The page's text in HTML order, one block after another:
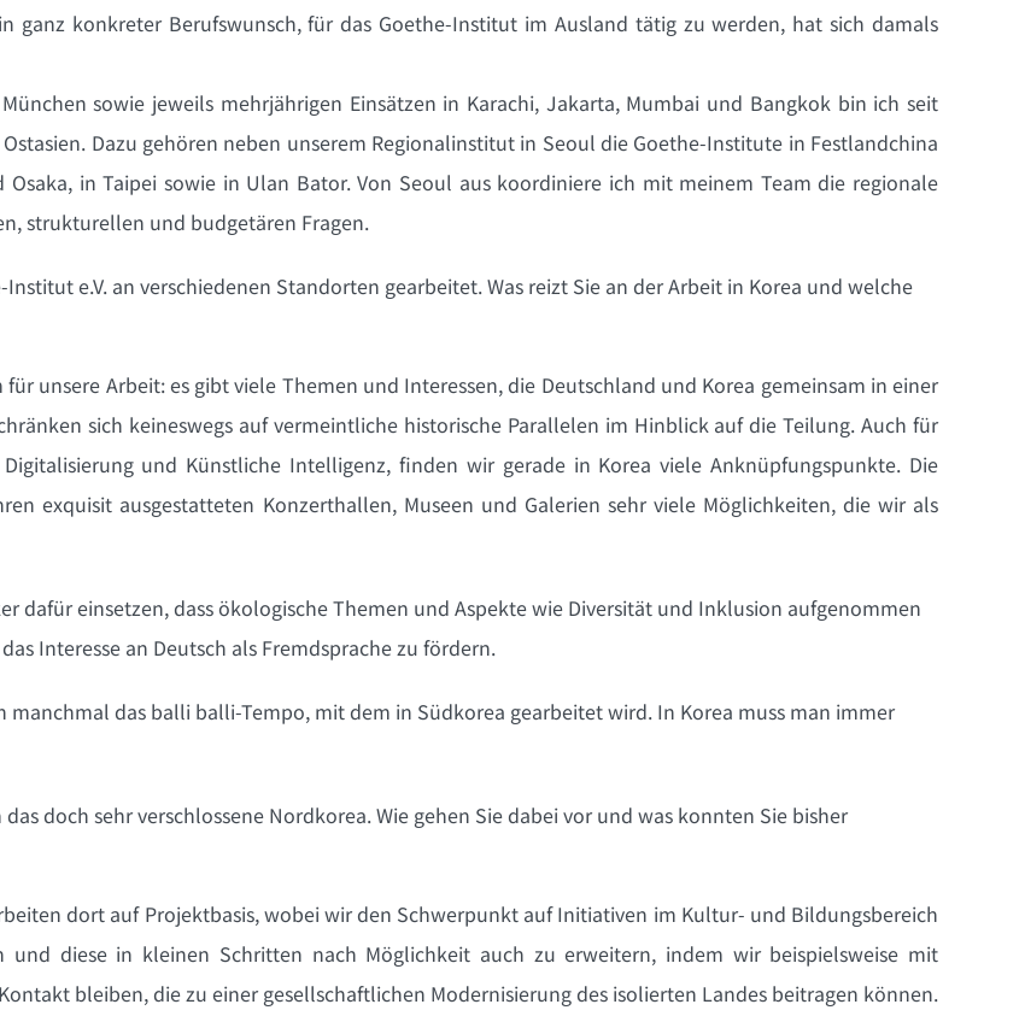
ganz konkreter Berufswunsch, für das Goethe-Institut im Ausland tätig zu werden, hat sich damals
sowie jeweils mehrjährigen Einsätzen in Karachi, Jakarta, Mumbai und Bangkok bin ich seit
Dazu gehören neben unserem Regionalinstitut in Seoul die Goethe-Institute in Festlandchina
in Taipei sowie in Ulan Bator. Von Seoul aus koordiniere ich mit meinem Team die regionale
strukturellen und budgetären Fragen.
e.V. an verschiedenen Standorten gearbeitet. Was reizt Sie an der Arbeit in Korea und welche
unsere Arbeit: es gibt viele Themen und Interessen, die Deutschland und Korea gemeinsam in einer
sich keineswegs auf vermeintliche historische Parallelen im Hinblick auf die Teilung. Auch für
und Künstliche Intelligenz, finden wir gerade in Korea viele Anknüpfungspunkte. Die
exquisit ausgestatteten Konzerthallen, Museen und Galerien sehr viele Möglichkeiten, die wir als
dafür einsetzen, dass ökologische Themen und Aspekte wie Diversität und Inklusion aufgenommen
Interesse an Deutsch als Fremdsprache zu fördern.
manchmal das balli balli-Tempo, mit dem in Südkorea gearbeitet wird. In Korea muss man immer
doch sehr verschlossene Nordkorea. Wie gehen Sie dabei vor und was konnten Sie bisher
dort auf Projektbasis, wobei wir den Schwerpunkt auf Initiativen im Kultur- und Bildungsbereich
und diese in kleinen Schritten nach Möglichkeit auch zu erweitern, indem wir beispielsweise mit
bleiben, die zu einer gesellschaftlichen Modernisierung des isolierten Landes beitragen können.